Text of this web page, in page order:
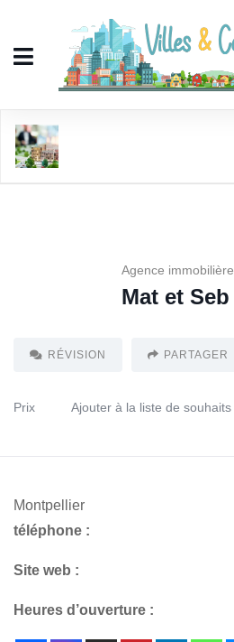
Agence immobilière
Mat et Seb
RÉVISION PARTAGER
Prix Ajouter à la liste de souhaits
Montpellier
téléphone :
Site web :
Heures d’ouverture :